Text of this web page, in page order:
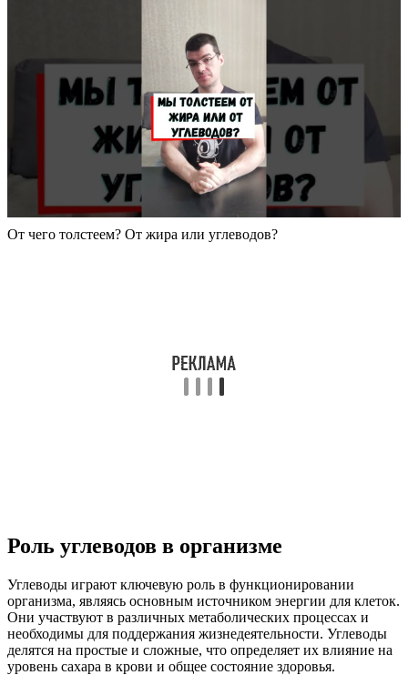
От чего толстеем? От жира или углеводов?
Роль углеводов в организме
Углеводы играют ключевую роль в функционировании
организма, являясь основным источником энергии для клеток.
Они участвуют в различных метаболических процессах и
необходимы для поддержания жизнедеятельности. Углеводы
делятся на простые и сложные, что определяет их влияние на
уровень сахара в крови и общее состояние здоровья.